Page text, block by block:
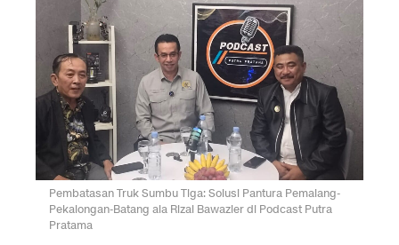
Pembatasan Truk Sumbu Tiga: Solusi Pantura Pemalang-
Pekalongan-Batang ala Rizal Bawazier di Podcast Putra
Pratama